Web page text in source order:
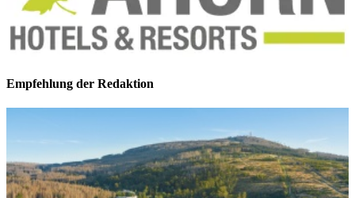
Empfehlung der Redaktion